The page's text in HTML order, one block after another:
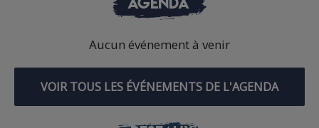
Aucun événement à venir
VOIR TOUS LES ÉVÉNEMENTS DE L'AGENDA